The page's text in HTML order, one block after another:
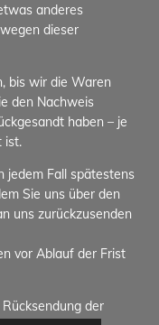
anderes
dieser
bis wir die Waren
den Nachweis
haben – je
ist.
jedem Fall spätestens
Sie uns über den
uns zurückzusenden
vor Ablauf der Frist
der